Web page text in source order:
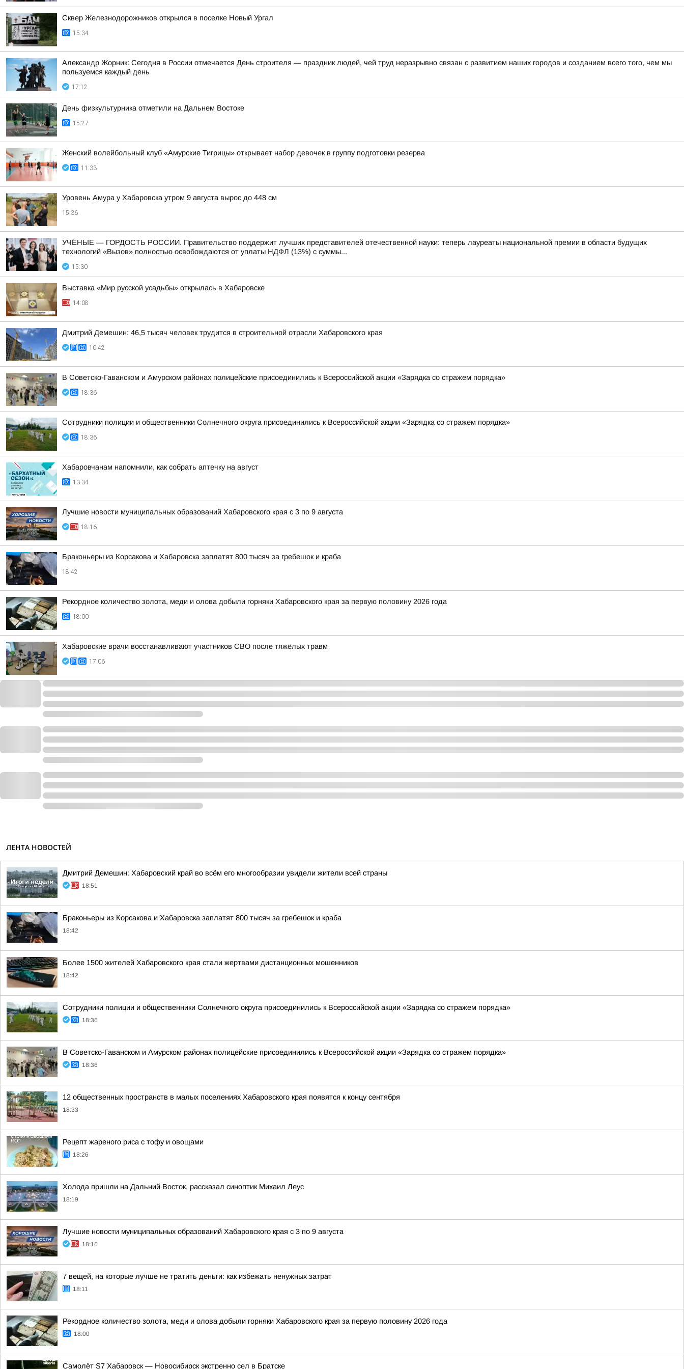
Сквер Железнодорожников открылся в поселке Новый Ургал
15:34
Александр Жорник: Сегодня в России отмечается День строителя — праздник людей, чей труд неразрывно связан с развитием наших городов и созданием всего того, чем мы
пользуемся каждый день
17:12
День физкультурника отметили на Дальнем Востоке
15:27
Женский волейбольный клуб «Амурские Тигрицы» открывает набор девочек в группу подготовки резерва
11:33
Уровень Амура у Хабаровска утром 9 августа вырос до 448 см
15:36
УЧЁНЫЕ — ГОРДОСТЬ РОССИИ. Правительство поддержит лучших представителей отечественной науки: теперь лауреаты национальной премии в области будущих
технологий «Вызов» полностью освобождаются от уплаты НДФЛ (13%) с суммы...
15:30
Выставка «Мир русской усадьбы» открылась в Хабаровске
14:08
Дмитрий Демешин: 46,5 тысяч человек трудится в строительной отрасли Хабаровского края
10:42
В Советско-Гаванском и Амурском районах полицейские присоединились к Всероссийской акции «Зарядка со стражем порядка»
18:36
Сотрудники полиции и общественники Солнечного округа присоединились к Всероссийской акции «Зарядка со стражем порядка»
18:36
Хабаровчанам напомнили, как собрать аптечку на август
13:34
Лучшие новости муниципальных образований Хабаровского края с 3 по 9 августа
18:16
Браконьеры из Корсакова и Хабаровска заплатят 800 тысяч за гребешок и краба
18:42
Рекордное количество золота, меди и олова добыли горняки Хабаровского края за первую половину 2026 года
18:00
Хабаровские врачи восстанавливают участников СВО после тяжёлых травм
17:06
ЛЕНТА НОВОСТЕЙ
Дмитрий Демешин: Хабаровский край во всём его многообразии увидели жители всей страны
18:51
Браконьеры из Корсакова и Хабаровска заплатят 800 тысяч за гребешок и краба
18:42
Более 1500 жителей Хабаровского края стали жертвами дистанционных мошенников
18:42
Сотрудники полиции и общественники Солнечного округа присоединились к Всероссийской акции «Зарядка со стражем порядка»
18:36
В Советско-Гаванском и Амурском районах полицейские присоединились к Всероссийской акции «Зарядка со стражем порядка»
18:36
12 общественных пространств в малых поселениях Хабаровского края появятся к концу сентября
18:33
Рецепт жареного риса с тофу и овощами
18:26
Холода пришли на Дальний Восток, рассказал синоптик Михаил Леус
18:19
Лучшие новости муниципальных образований Хабаровского края с 3 по 9 августа
18:16
7 вещей, на которые лучше не тратить деньги: как избежать ненужных затрат
18:11
Рекордное количество золота, меди и олова добыли горняки Хабаровского края за первую половину 2026 года
18:00
Самолёт S7 Хабаровск — Новосибирск экстренно сел в Братске